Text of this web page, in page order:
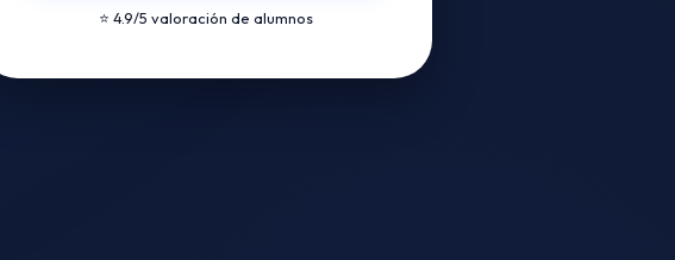
⭐ 4.9/5 valoración de alumnos